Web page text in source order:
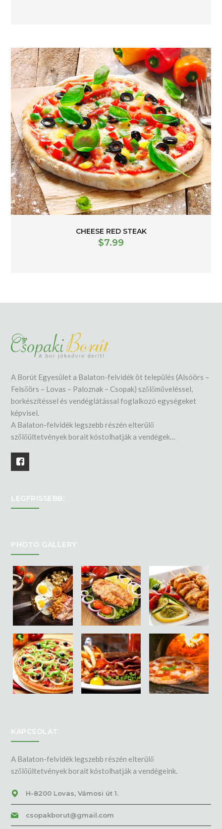
CHEESE RED STEAK
$7.99
A Borút Egyesület a Balaton-felvidék öt település (Alsóörs –
Felsőörs – Lovas – Paloznak – Csopak) szőlőműveléssel,
borkészítéssel és vendéglátással foglalkozó egységeket
képvisel.
A Balaton-felvidék legszebb részén elterülő
szőlőültetvények borait kóstolhatják a vendégek…
LEGFRISSEBB:
PHOTO GALLERY
KAPCSOLAT
A Balaton-felvidék legszebb részén elterülő
szőlőültetvények borait kóstolhatják a vendégeink.
H-8200 Lovas, Vámosi út 1.
csopakborut@gmail.com